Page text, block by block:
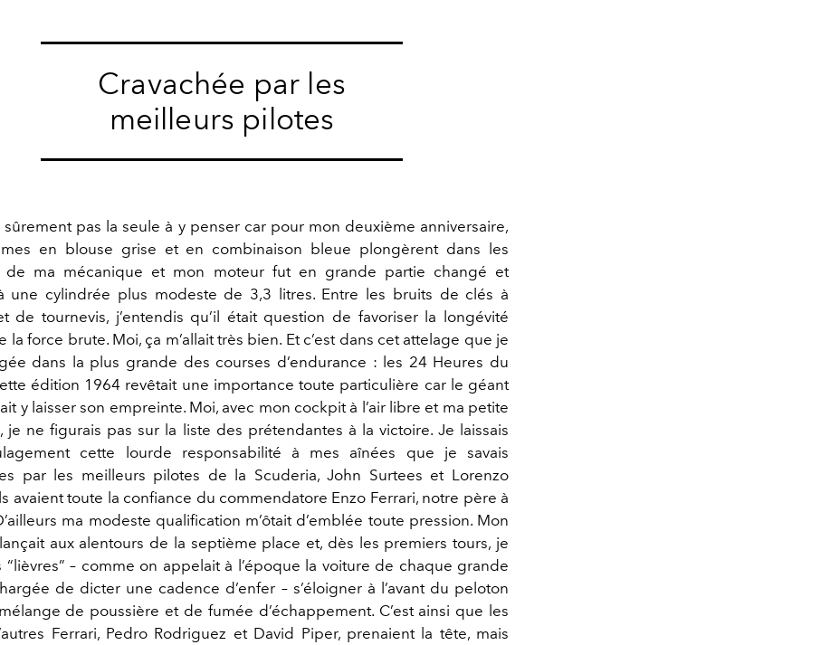
Cravachée par les
meilleurs pilotes
sûrement pas la seule à y penser car pour mon deuxième anniversaire,
en blouse grise et en combinaison bleue plongèrent dans les
de ma mécanique et mon moteur fut en grande partie changé et
une cylindrée plus modeste de 3,3 litres. Entre les bruits de clés à
de tournevis, j’entendis qu’il était question de favoriser la longévité
la force brute. Moi, ça m’allait très bien. Et c’est dans cet attelage que je
dans la plus grande des courses d’endurance : les 24 Heures du
édition 1964 revêtait une importance toute particulière car le géant
y laisser son empreinte. Moi, avec mon cockpit à l’air libre et ma petite
je ne figurais pas sur la liste des prétendantes à la victoire. Je laissais
cette lourde responsabilité à mes aînées que je savais
par les meilleurs pilotes de la Scuderia, John Surtees et Lorenzo
avaient toute la confiance du commendatore Enzo Ferrari, notre père à
ma modeste qualification m’ôtait d’emblée toute pression. Mon
aux alentours de la septième place et, dès les premiers tours, je
“lièvres” – comme on appelait à l’époque la voiture de chaque grande
de dicter une cadence d’enfer – s’éloigner à l’avant du peloton
de poussière et de fumée d’échappement. C’est ainsi que les
Ferrari, Pedro Rodriguez et David Piper, prenaient la tête, mais